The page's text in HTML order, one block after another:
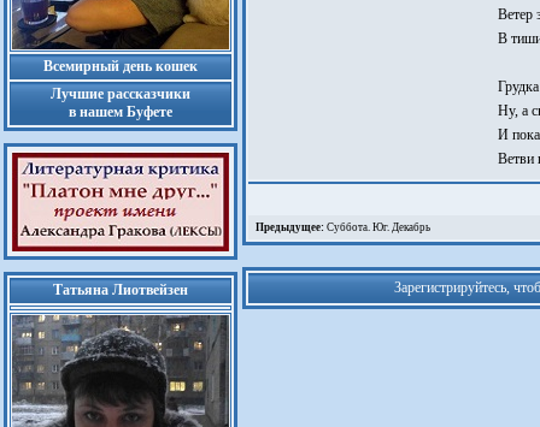
Всемирный день кошек
Лучшие рассказчики
в нашем Буфете
Татьяна Лиотвейзен
Ветер
В
Ну, а
И пока
Ветви
Предыдущее: Суббота. Юг. Декабрь
Зарегистрируйтесь,